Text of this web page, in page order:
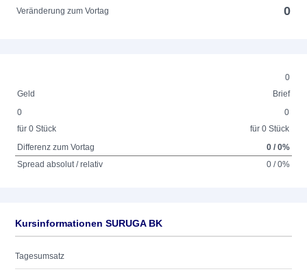
Veränderung zum Vortag 0
0
Geld
Brief
0
für 0 Stück
0
für 0 Stück
Differenz zum Vortag
0 / 0%
Spread absolut / relativ
0 / 0%
Kursinformationen SURUGA BK
Tagesumsatz